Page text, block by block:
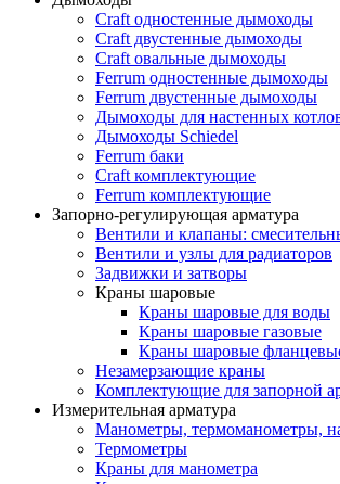
Craft одностенные дымоходы
Craft двустенные дымоходы
Craft овальные дымоходы
Ferrum одностенные дымоходы
Ferrum двустенные дымоходы
Дымоходы для настенных
Дымоходы Schiedel
Ferrum баки
Craft комплектующие
Ferrum комплектующие
Запорно-регулирующая арматура
Вентили и клапаны:
Вентили и узлы для радиаторов
Задвижки и затворы
Краны шаровые
Краны шаровые для воды
Краны шаровые газовые
Краны шаровые
Незамерзающие краны
Комплектующие для запорной
Измерительная арматура
Манометры, термоманометры,
Термометры
Краны для манометра